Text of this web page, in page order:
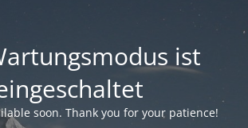
ist
soon. Thank you for your patience!